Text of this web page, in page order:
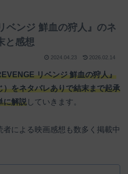
ベンジ 鮮血の狩人』のネ
と感想
2024.04.23 2026.02.14
リベンジ 鮮血の狩人』
）をネタバレありで結末まで起承
に解説 していきます。
者による映画感想も数多く掲載中